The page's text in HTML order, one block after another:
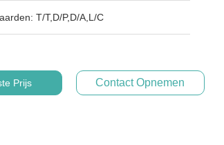
T/T,D/P,D/A,L/C
Prijs Contact Opnemen